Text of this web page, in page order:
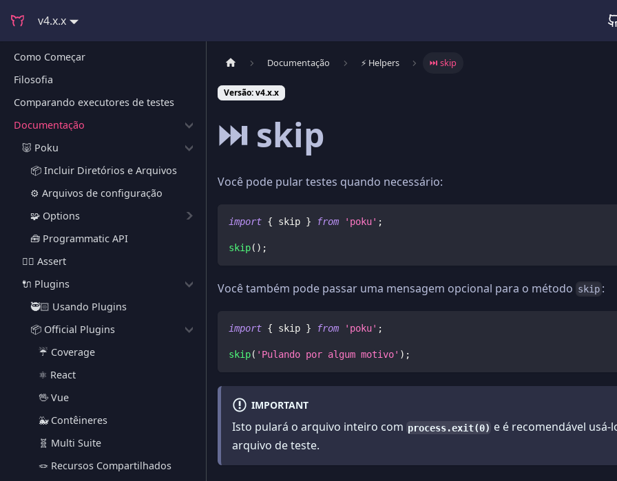
v4.x.x
Como Começar
Filosofia
Comparando executores de testes
Documentação
🐷 Poku
📦 Incluir Diretórios e Arquivos
⚙️ Arquivos de configuração
🧩 Options
🧰 Programmatic API
🕵🏻 Assert
🔌 Plugins
🥷🏻 Usando Plugins
📦 Official Plugins
☔️ Coverage
⚛️ React
🖖 Vue
🐳 Contêineres
🧬 Multi Suite
🪢 Recursos Compartilhados
Documentação ⚡️ Helpers ⏭️ skip
Versão: v4.x.x
⏭️ skip
Você pode pular testes quando necessário:
import { skip } from 'poku' ;
skip( ) ;
Você também pode passar uma mensagem opcional para o método skip :
import { skip } from 'poku' ;
skip( 'Pulando por algum motivo' ) ;
IMPORTANT
Isto pulará o arquivo inteiro com process.exit(0) e é recomendável usá-
arquivo de teste.